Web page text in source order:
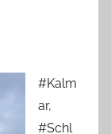
#Kalm
ar,
#Schl